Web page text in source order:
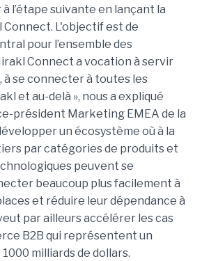
l’étape suivante en lançant la
L'objectif est de
pour l’ensemble des
Connect a vocation à servir
à se connecter à toutes les
et au-delà », nous a expliqué
président Marketing EMEA de la
un écosystème où à la
par catégories de produits et
peuvent se
beaucoup plus facilement à
et réduire leur dépendance à
par ailleurs accélérer les cas
B2B qui représentent un
milliards de dollars.